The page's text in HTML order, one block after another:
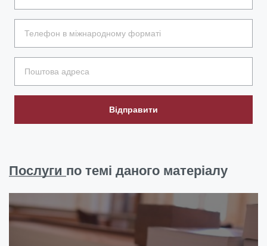
Відправити
Послуги по темі даного матеріалу